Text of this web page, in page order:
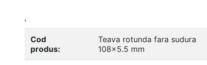
'
Cod
produs:
Teava rotunda fara sudura
108x5.5 mm